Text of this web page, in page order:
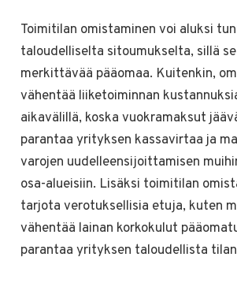
Toimitilan omistaminen voi aluksi
taloudelliselta sitoumukselta, sillä
merkittävää pääomaa. Kuitenkin,
vähentää liiketoiminnan
aikavälillä, koska vuokramaksut
parantaa yrityksen kassavirtaa ja
varojen uudelleensijoittamisen
osa-alueisiin. Lisäksi toimitilan
tarjota verotuksellisia etuja, kuten
vähentää lainan korkokulut
parantaa yrityksen taloudellista